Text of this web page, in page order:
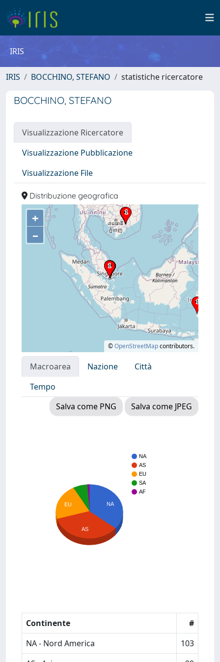
IRIS
IRIS BOCCHINO, STEFANO statistiche ricercatore
BOCCHINO, STEFANO
Visualizzazione Ricercatore
Visualizzazione Pubblicazione
Visualizzazione File
Distribuzione geografica
+
–
©OpenStreetMapcontributors.
Macroarea Nazione
Città
Tempo
Salva come PNG
Salva come JPEG
NA
AS
EU
SA
AF
NA
EU
AS
Continente
#
NA - Nord America
103